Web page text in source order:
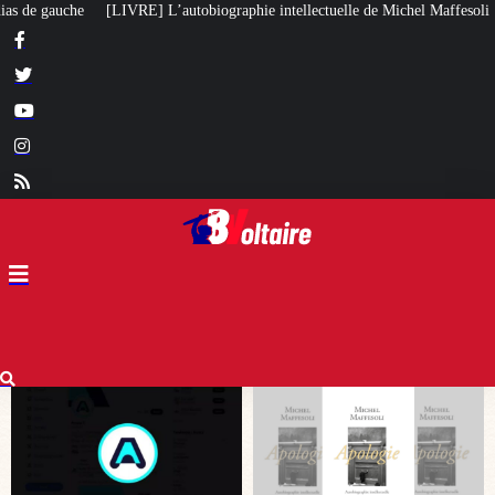
intellectuelle de Michel Maffesoli Pour regagner son